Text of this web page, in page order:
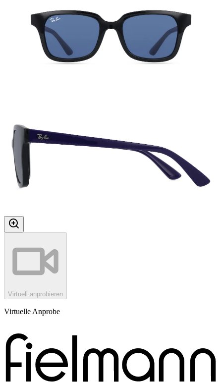
Virtuell anprobieren
Virtuelle Anprobe